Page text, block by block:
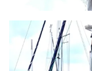
Mai 2020
META